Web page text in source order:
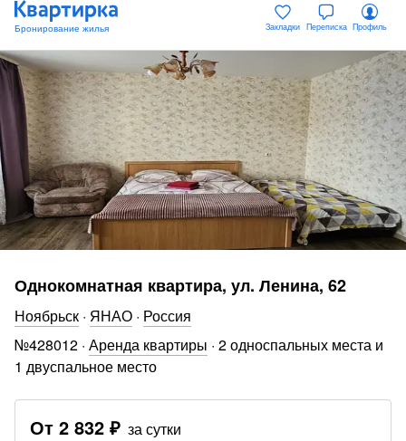
Закладки Переписка Профиль
Однокомнатная квартира, ул. Ленина, 62
Ноябрьск · ЯНАО · Россия
№428012 · Аренда квартиры · 2 односпальных места и
1 двуспальное место
От 2 832 ₽ за сутки